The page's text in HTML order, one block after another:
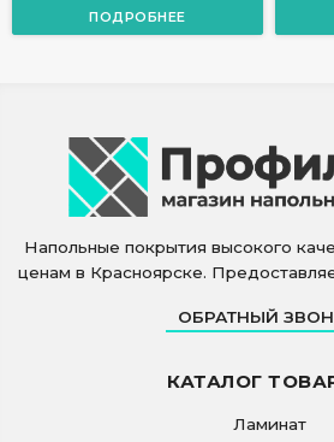
ПОДРОБНЕЕ
Напольные покрытия высокого
ценам в Красноярске.
ОБРАТНЫЙ
КАТАЛОГ
Ламинат